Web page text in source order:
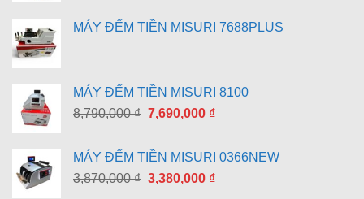
MÁY ĐẾM TIỀN MISURI 7688PLUS
MÁY ĐẾM TIỀN MISURI 8100
8,790,000₫ Giá
là:
8,790,000 ₫.
7,690,000 ₫Giá
là:
7,690,000 ₫.
MÁY ĐẾM TIỀN MISURI 0366NEW
3,870,000₫ Giá
3,380,000 ₫Giá